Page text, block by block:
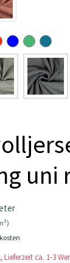
uni
ca. 1-3